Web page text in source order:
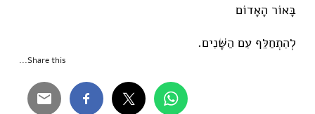
בָּאוֹר הָאָדוֹם
לְהִתְחַלֵּף עִם הַשָּׁנִים.
Share this...